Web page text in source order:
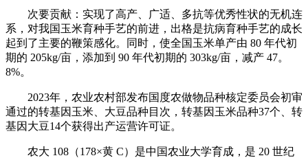
次要贡献：实现了高产、广适、多抗等优秀性状的无机连
系，对我国玉米育种手艺的前进，出格是抗病育种手艺的成长
起到了主要的鞭策感化。同时，使全国玉米单产由 80 年代初
期的 205kg/亩，添加到 90 年代初期的 303kg/亩，减产 47。
8%。
2023年，农业农村部发布国度农做物品种核定委员会初审
通过的转基因玉米、大豆品种目次，转基因玉米品种37个、转
基因大豆14个获得出产运营许可证。
农大 108（178×黄 C）是中国农业大学育成，是 20 世纪